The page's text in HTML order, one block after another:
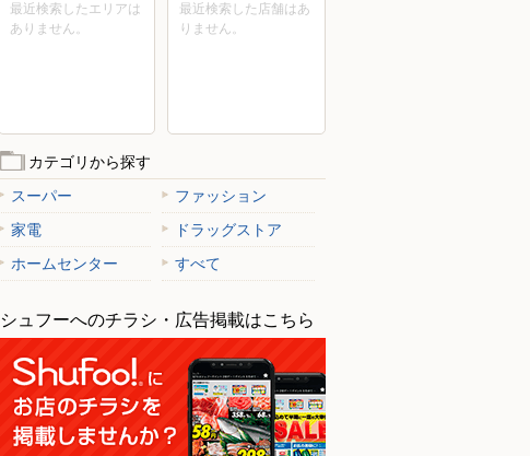
最近検索したエリアは
ありません。
最近検索した店舗はあ
りません。
カテゴリから探す
スーパー
ファッション
家電
ドラッグストア
ホームセンター
すべて
シュフーへのチラシ・広告掲載はこちら